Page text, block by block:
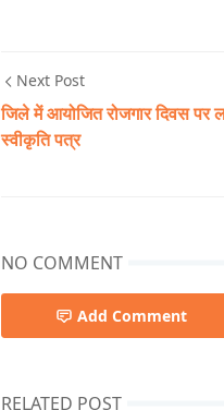
Next Post
जिले में आयोजित रोजगार दिवस पर
स्वीकृति पत्र
NO COMMENT
Add Comment
RELATED POST